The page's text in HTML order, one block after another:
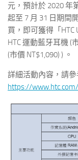
元，預計於 2020 年
起至 7 月 31 日期間
買，即可獲得「HTC
HTC 運動藍牙耳機 (
(市價 NT$1,090) ) 。
詳細活動內容，請參
https://